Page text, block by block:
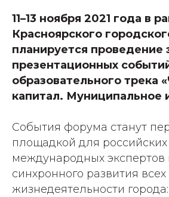
11–13 ноября 2021 года в
Красноярского
планируется проведение
презентационных
образовательного трека
капитал. Муниципальное
События форума станут
площадкой для российских
международных экспертов
синхронного развития
жизнедеятельности города: